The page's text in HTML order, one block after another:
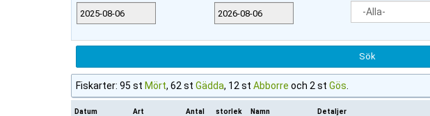
Fiskarter: 95 st Mört, 62 st Gädda, 12 st Abborre och 2 st Gös
Datum Art Antal storlek Namn Detaljer